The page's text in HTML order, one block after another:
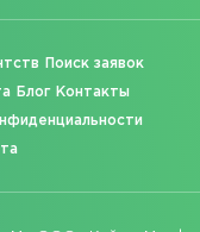
Поиск заявок
Блог Контакты